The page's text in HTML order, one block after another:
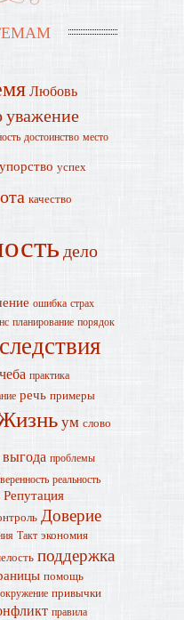
Любовь
уважение
достоинство место
упорство успех
качество
дело
ошибка страх
планирование порядок
практика
речь примеры
ум слово
выгода проблемы
реальность
Репутация
Доверие
Такт экономия
поддержка
помощь
окружение привычки
правила